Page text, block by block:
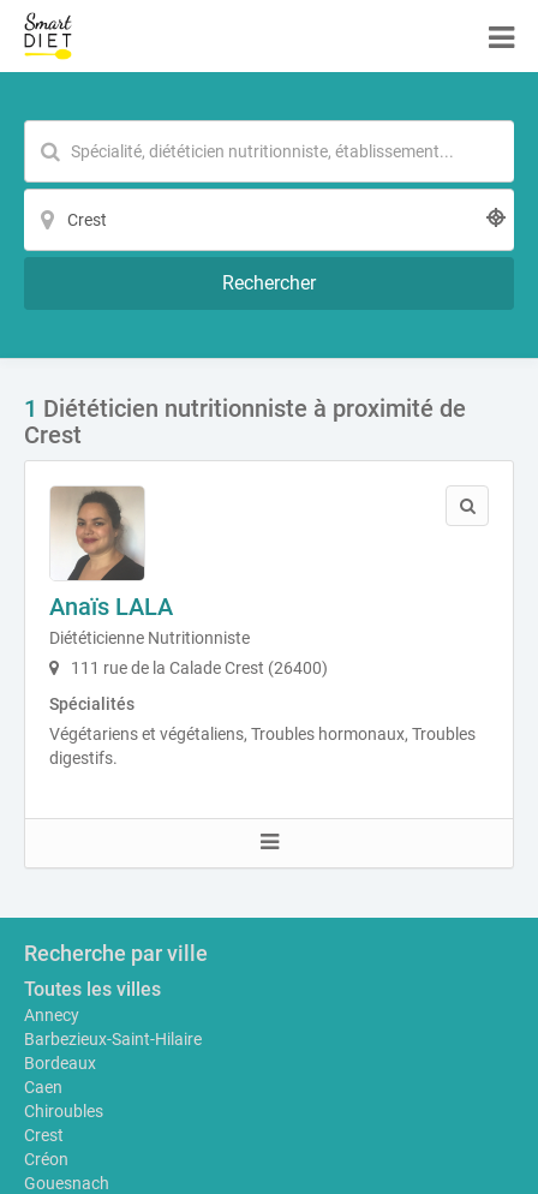
Rechercher
1 Diététicien nutritionniste à proximité de
Crest
Anaïs LALA
Diététicienne Nutritionniste
111 rue de la Calade Crest (26400)
Spécialités
Végétariens et végétaliens, Troubles hormonaux, Troubles
digestifs.
Recherche par ville
Toutes les villes
Annecy
Barbezieux-Saint-Hilaire
Bordeaux
Caen
Chiroubles
Crest
Créon
Gouesnach